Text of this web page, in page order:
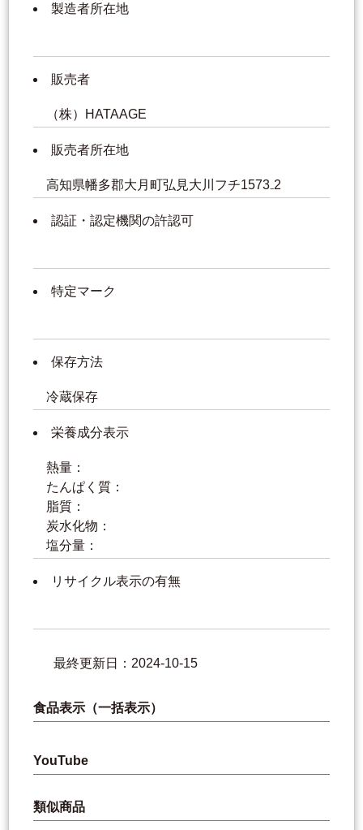
製造者所在地
販売者
（株）HATAAGE
販売者所在地
高知県幡多郡大月町弘見大川フチ1573₋2
認証・認定機関の許認可
特定マーク
保存方法
冷蔵保存
栄養成分表示
熱量：
たんぱく質：
脂質：
炭水化物：
塩分量：
リサイクル表示の有無
最終更新日：2024-10-15
食品表示（一括表示）
YouTube
類似商品